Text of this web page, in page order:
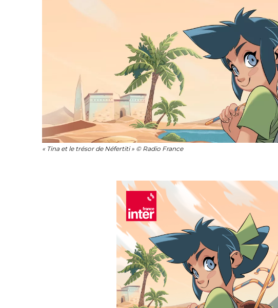
« Tina et le trésor de Néfertiti » © Radio France